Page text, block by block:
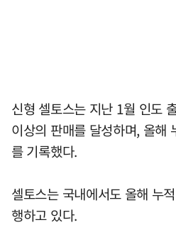
신형 셀토스는 지난 1월 인도
이상의 판매를 달성하며, 올
를 기록했다.
셀토스는 국내에서도 올해 누
행하고 있다.